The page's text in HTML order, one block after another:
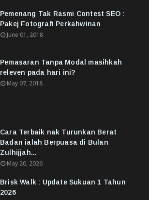
Pemenang Tak Rasmi Contest SEO :
Pakej Fotografi Perkahwinan
June 01, 2018
Pemasaran Tanpa Modal masihkah
releven pada hari ini?
May 07, 2018
Cara Terbaik nak Turunkan Berat
Badan ialah Berpuasa di Bulan
Zulhijjah...
May 20, 2026
Brisk Walk : Update Sukuan 1 Tahun
2026